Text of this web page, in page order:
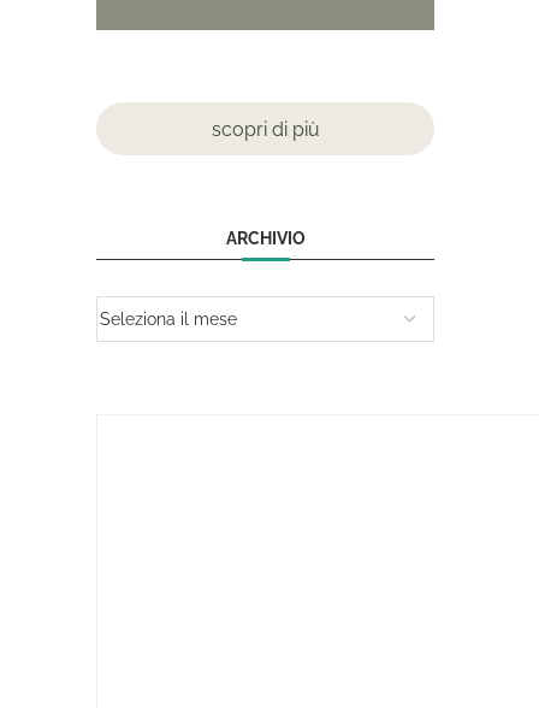
scopri di più
ARCHIVIO